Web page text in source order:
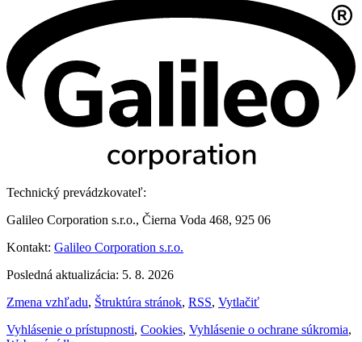
Technický prevádzkovateľ:
Galileo Corporation s.r.o., Čierna Voda 468, 925 06
Kontakt: Galileo Corporation s.r.o.
Posledná aktualizácia: 5. 8. 2026
Zmena vzhľadu, Štruktúra stránok, RSS, Vytlačiť
Vyhlásenie o prístupnosti, Cookies, Vyhlásenie o ochrane súkromia,